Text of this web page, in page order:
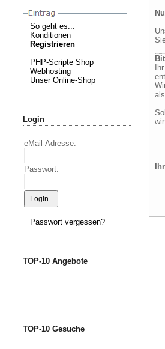
So geht es...
Konditionen
Registrieren
PHP-Scripte Shop
Webhosting
Unser Online-Shop
Login
eMail-Adresse:
Passwort:
Passwort vergessen?
TOP-10 Angebote
TOP-10 Gesuche